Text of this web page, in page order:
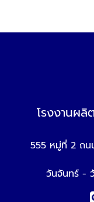
โรงงานผ
555 หมู่ที่ 2 ถน
วันจันทร์ -